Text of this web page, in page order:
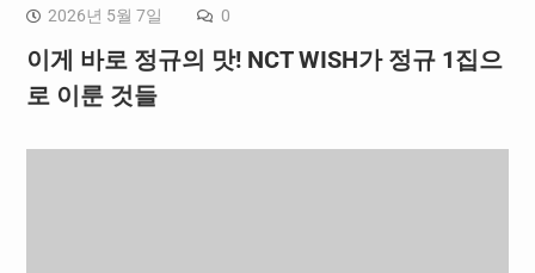
2026년 5월 7일 0
이게 바로 정규의 맛! NCT WISH가 정규 1집으
로 이룬 것들